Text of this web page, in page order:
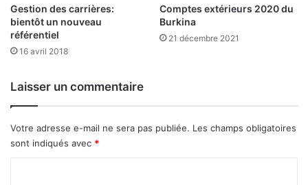
E
t
a
t
Gestion des carrières:
bientôt un nouveau
référentiel
16 avril 2018
Comptes extérieurs 2020 du
Burkina
21 décembre 2021
Laisser un commentaire
Votre adresse e-mail ne sera pas publiée. Les champs obligatoires
sont indiqués avec *